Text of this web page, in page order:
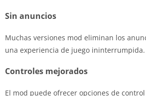
Sin anuncios
Muchas versiones mod eliminan los
una experiencia de juego ininterrumpida.
Controles mejorados
El mod puede ofrecer opciones de